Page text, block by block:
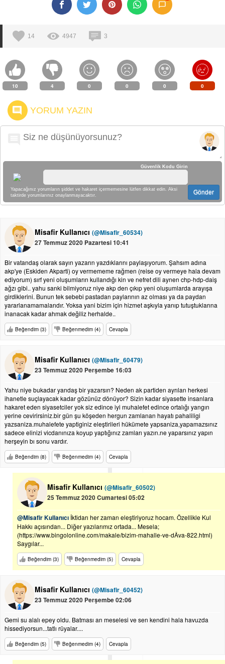
14 4947 3
10 4 0 0 0 0
YORUM YAZIN
Güvenlik Kodu Girin
Yapacağınız yorumların şiddet ve hakaret içermemesine lütfen dikkat edin. Aksi
taktirde yorumlarınız onaylanmayacaktır.
Gönder
Misafir Kullanıcı (@Misafir_60534)
27 Temmuz 2020 Pazartesi 10:41
Bir vatandaş olarak sayın yazarın yazdıklarını paylaşıyorum. Şahsım adına
akp'ye (Eskiden Akparti) oy vermememe rağmen (reise oy vermeye hala devam
ediyorum) sırf yeni oluşumların kullandığı kin ve nefret dili aynen chp-hdp-daiş
ağzı gibi.. yahu sanki bilmiyoruz niye akp den çıkıp yeni oluşumlarda arayışa
girdiklerini. Bunun tek sebebi pastadan paylarının az olması ya da paydan
yararlanamamalarıdır. Yoksa yani bizim için hizmet aşkıyla yanıp tutuştuklarına
inanacak kadar ahmak değiliz herhalde..
Beğendim (3) Beğenmedim (4) Cevapla
Misafir Kullanıcı (@Misafir_60479)
23 Temmuz 2020 Perşembe 16:03
Yahu niye bukadar yandaş bir yazarsın? Neden ak partiden ayrılan herkesi
ihanetle suçlayacak kadar gözünüz dönüyor? Sizin kadar siyasette insanlara
hakaret eden siyasetciler yok siz edince iyi muhalefet edince ortalığı yangın
yerine cevirirsiniz.bir gün şu köşeden hergun zamlanan hayatı pahaliligi
yazsaniza.muhalefete yaptiginiz eleştirileri hükümete yapsaniza,yapamazsınız
sadece elinizi vicdanınıza koyup yaptığınız zamları yazın.ne yaparsınız yapın
herşeyin bı sonu vardır.
Beğendim (8) Beğenmedim (4) Cevapla
Misafir Kullanıcı (@Misafir_60502)
25 Temmuz 2020 Cumartesi 05:02
@Misafir Kullanıcı İktidarı her zaman eleştiriyoruz hocam. Özellikle Kul
Hakkı açısından... Diğer yazılarımız ortada... Mesela;
(https://www.bingolonline.com/makale/bizim-mahalle-ve-dÂva-822.html)
Saygılar...
Beğendim (3) Beğenmedim (5) Cevapla
Misafir Kullanıcı (@Misafir_60452)
23 Temmuz 2020 Perşembe 02:06
Gemi su alalı epey oldu. Batması an meselesi ve sen kendini hala havuzda
hissediyorsun...tatlı rüyalar....
Beğendim (5) Beğenmedim (4) Cevapla